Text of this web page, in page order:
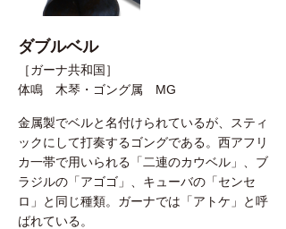
ダブルベル
［ガーナ共和国］
体鳴 木琴・ゴング属 MG
金属製でベルと名付けられているが、スティ
ックにして打奏するゴングである。西アフリ
カ一帯で用いられる「二連のカウベル」、ブ
ラジルの「アゴゴ」、キューバの「センセ
ロ」と同じ種類。ガーナでは「アトケ」と呼
ばれている。